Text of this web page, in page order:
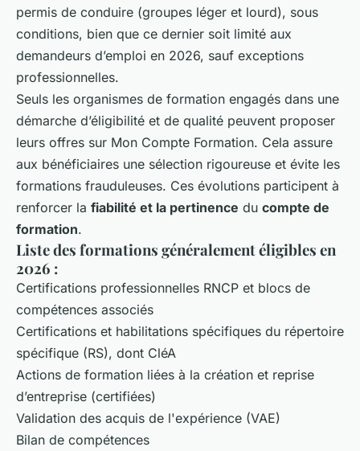
permis de conduire (groupes léger et lourd), sous
conditions, bien que ce dernier soit limité aux
demandeurs d’emploi en 2026, sauf exceptions
professionnelles.
Seuls les organismes de formation engagés dans une
démarche d’éligibilité et de qualité peuvent proposer
leurs offres sur Mon Compte Formation. Cela assure
aux bénéficiaires une sélection rigoureuse et évite les
formations frauduleuses. Ces évolutions participent à
renforcer la fiabilité et la pertinence du compte de
formation.
Liste des formations généralement éligibles en
2026 :
Certifications professionnelles RNCP et blocs de
compétences associés
Certifications et habilitations spécifiques du répertoire
spécifique (RS), dont CléA
Actions de formation liées à la création et reprise
d’entreprise (certifiées)
Validation des acquis de l'expérience (VAE)
Bilan de compétences